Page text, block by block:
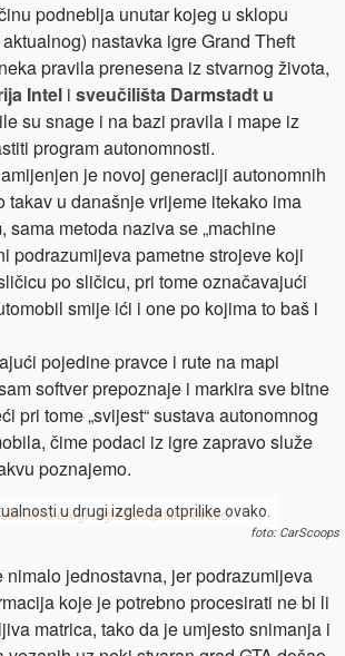
podneblja unutar kojeg u sklopu
nastavka igre Grand Theft
pravila prenesena iz stvarnog života,
Inteli sveučilišta Darmstadt u
su snage i na bazi pravila i mape iz
program autonomnosti.
je novoj generaciji autonomnih
takav u današnje vrijeme itekako ima
sama metoda naziva se „machine
podrazumijeva pametne strojeve koji
po sličicu, pri tome označavajući
smije ići i one po kojima to baš i
pojedine pravce i rute na mapi
softver prepoznaje i markira sve bitne
pri tome „svijest“ sustava autonomnog
čime podaci iz igre zapravo služe
poznajemo.
u drugi izgleda otprilike ovako.
foto: CarScoops
nimalo jednostavna, jer podrazumijeva
koje je potrebno procesirati ne bi li
matrica, tako da je umjesto snimanja i